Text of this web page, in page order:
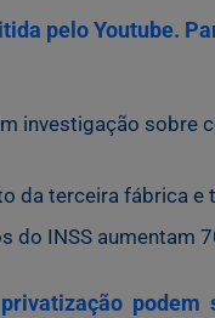
pelo Youtube.
investigação sobre
da terceira fábrica e
do INSS aumentam